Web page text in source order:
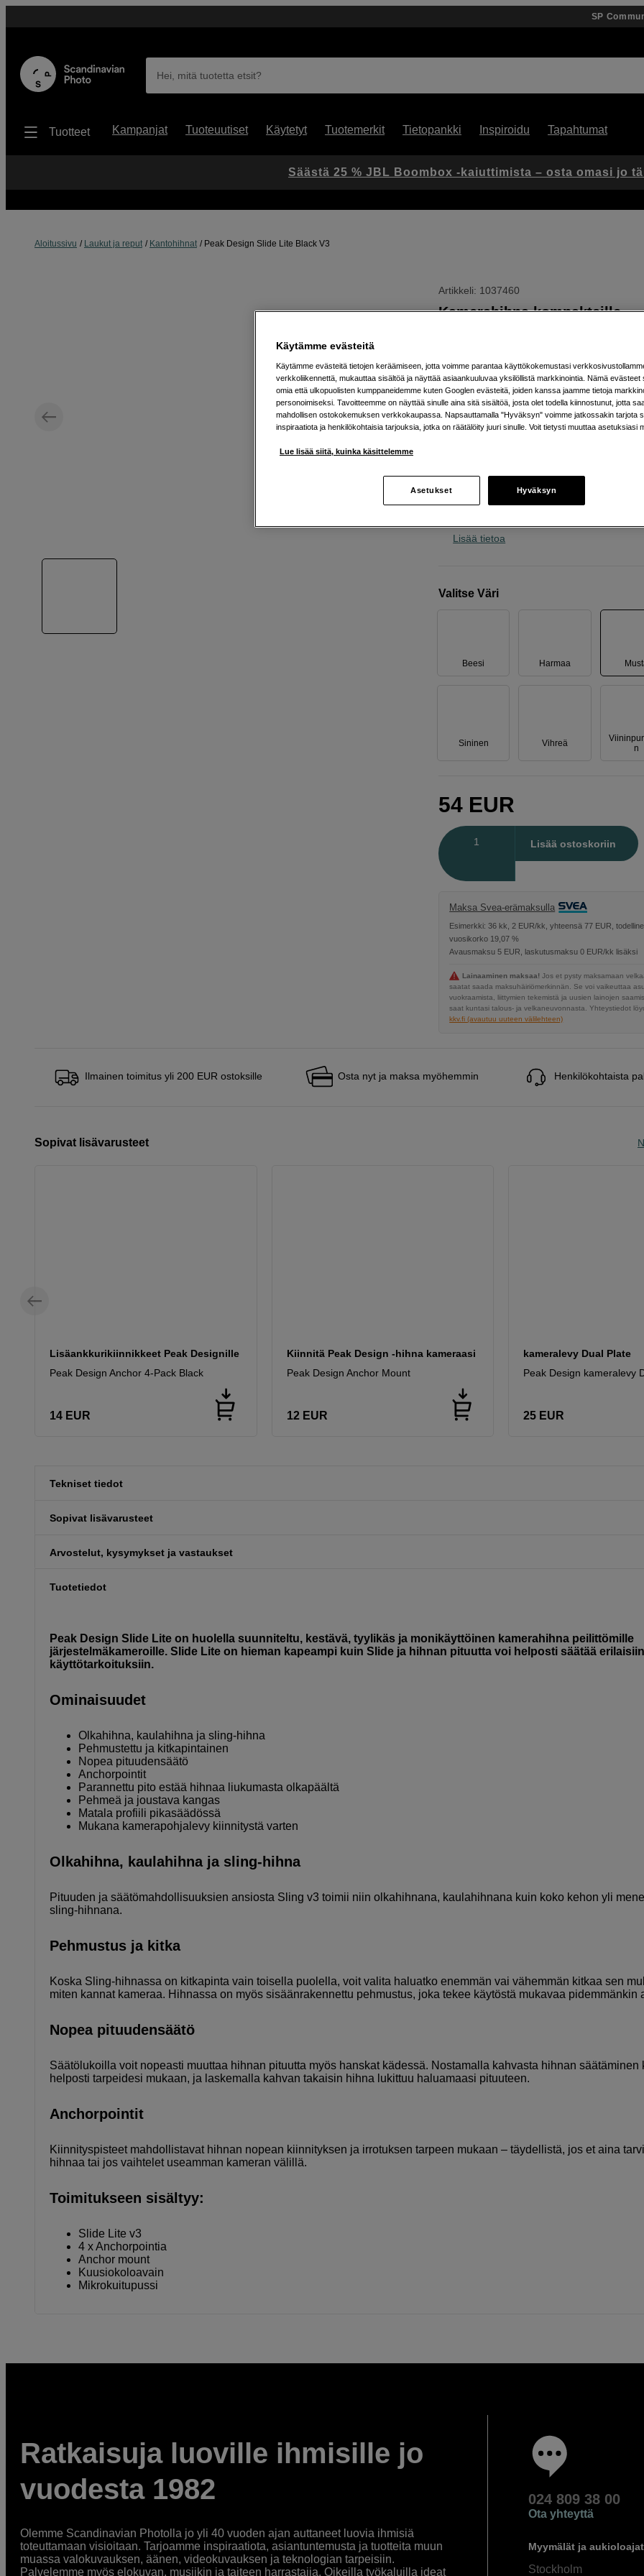
SP
Hei, mitä tuotetta etsit?
Tuotteet Kampanjat Tuoteuutiset Käytetyt Tuotemerkit Tietopankki Inspiroidu Tapahtumat
Aloitussivu Laukut ja reput Kantohihnat Peak Design Slide Lite Black V3
Artikkeli: 1037460
Kamerahihna kompakteille
Verkkokauppa:Varastossa
Helsingin myymälä: Varastotilanne
Pikakiinnikkeet kameraan.
Pehmustettu erinomaista
Lisää tietoa
Valitse Väri
Beesi Harmaa
Sininen Vihreä
n
54 EUR
Lisää ostoskoriin
Maksa Svea-erämaksulla
Esimerkki: 36 kk, 2 EUR/kk, yhteensä 77 EUR,
vuosikorko 19,07 %
Avausmaksu 5 EUR, laskutusmaksu 0 EUR/kk lisäksi
Lainaaminen maksaa! Jos et pysty maksamaan
saatat saada maksuhäiriömerkinnän. Se voi vaikeuttaa
vuokraamista, liittymien tekemistä ja uusien lainojen
saat kuntasi talous- ja velkaneuvonnasta. Yhteystiedot
kkv.fi (avautuu uuteen välilehteen)
Ilmainen toimitus yli 200 EUR ostoksille Osta nyt ja maksa myöhemmin Henkilökohtaista
Sopivat lisävarusteet
Lisäankkurikiinnikkeet Peak Designille
Peak Design Anchor 4-Pack Black
14 EUR
Kiinnitä Peak Design -hihna kameraasi
Peak Design Anchor Mount
12 EUR
kameralevy Dual Plate
Peak Design kameralevy
25 EUR
Tekniset tiedot
Sopivat lisävarusteet
Arvostelut, kysymykset ja vastaukset
Tuotetiedot
Peak Design Slide Lite on huolella suunniteltu, kestävä, tyylikäs ja monikäyttöinen kamerahihna peilittömille
järjestelmäkameroille. Slide Lite on hieman kapeampi kuin Slide ja hihnan pituutta voi helposti säätää erilaisiin
käyttötarkoituksiin.
Ominaisuudet
Olkahihna, kaulahihna ja sling-hihna
Pehmustettu ja kitkapintainen
Nopea pituudensäätö
Anchorpointit
Parannettu pito estää hihnaa liukumasta olkapäältä
Pehmeä ja joustava kangas
Matala profiili pikasäädössä
Mukana kamerapohjalevy kiinnitystä varten
Olkahihna, kaulahihna ja sling-hihna
Pituuden ja säätömahdollisuuksien ansiosta Sling v3 toimii niin olkahihnana, kaulahihnana kuin koko kehon yli
sling-hihnana.
Pehmustus ja kitka
Koska Sling-hihnassa on kitkapinta vain toisella puolella, voit valita haluatko enemmän vai vähemmän kitkaa sen
miten kannat kameraa. Hihnassa on myös sisäänrakennettu pehmustus, joka tekee käytöstä mukavaa pidemmänkin
Nopea pituudensäätö
Säätölukoilla voit nopeasti muuttaa hihnan pituutta myös hanskat kädessä. Nostamalla kahvasta hihnan säätäminen
helposti tarpeidesi mukaan, ja laskemalla kahvan takaisin hihna lukittuu haluamaasi pituuteen.
Anchorpointit
Kiinnityspisteet mahdollistavat hihnan nopean kiinnityksen ja irrotuksen tarpeen mukaan – täydellistä, jos et aina
hihnaa tai jos vaihtelet useamman kameran välillä.
Toimitukseen sisältyy:
Slide Lite v3
4 x Anchorpointia
Anchor mount
Kuusiokoloavain
Mikrokuitupussi
Ratkaisuja luoville ihmisille jo
vuodesta 1982
Olemme Scandinavian Photolla jo yli 40 vuoden ajan auttaneet luovia ihmisiä
toteuttamaan visioitaan. Tarjoamme inspiraatiota, asiantuntemusta ja tuotteita muun
muassa valokuvauksen, äänen, videokuvauksen ja teknologian tarpeisiin.
Palvelemme myös elokuvan, musiikin ja taiteen harrastajia. Oikeilla työkaluilla ideat
024 809 38 00
Ota yhteyttä
Myymälät ja aukioloajat
Stockholm
Säästä 25 % JBL Boombox -kaiuttimista – osta omasi jo
Käytämme evästeitä
Käytämme evästeitä tietojen keräämiseen, jotta voimme parantaa käyttökokemustasi
verkkoliikennettä, mukauttaa sisältöä ja näyttää asiaankuuluvaa yksilöllistä markkinointia. Nämä evästeet
omia että ulkopuolisten kumppaneidemme kuten Googlen evästeitä, joiden kanssa jaamme tietoja
personoimiseksi. Tavoitteemme on näyttää sinulle aina sitä sisältöä, josta olet todella kiinnostunut, jotta
mahdollisen ostokokemuksen verkkokaupassa. Napsauttamalla "Hyväksyn" voimme jatkossakin tarjota
inspiraatiota ja henkilökohtaisia tarjouksia, jotka on räätälöity juuri sinulle. Voit tietysti muuttaa asetuksiasi
Lue lisää siitä, kuinka käsittelemme
Asetukset Hyväksyn